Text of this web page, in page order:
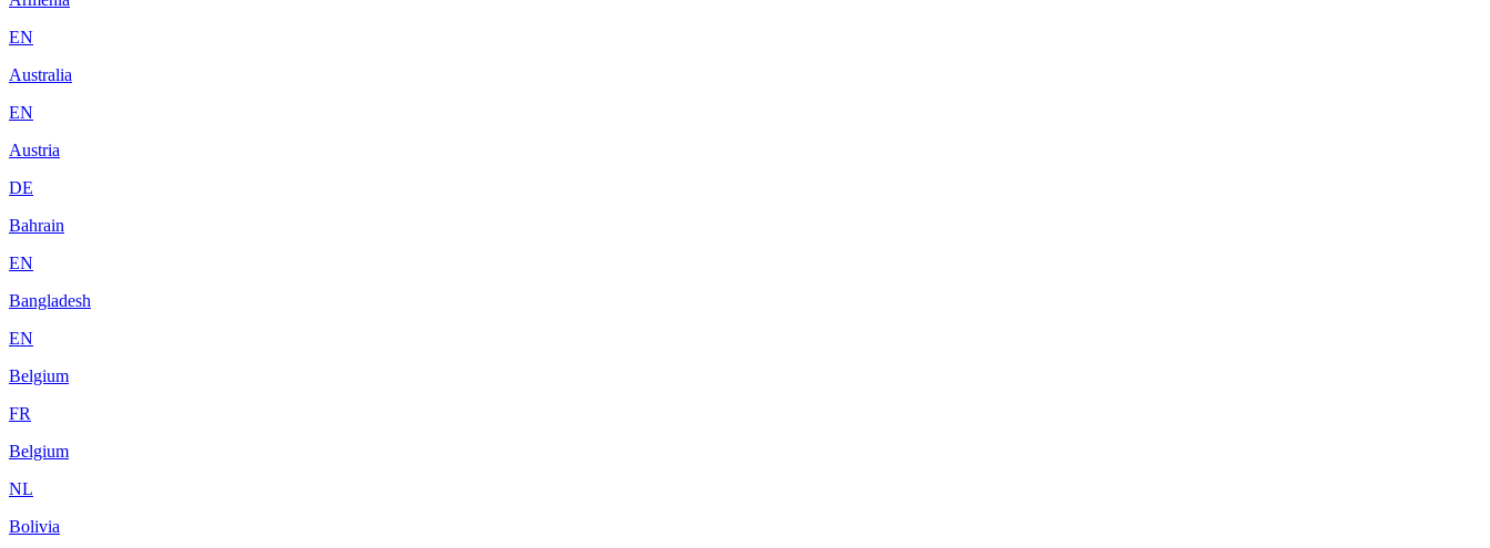
EN
Australia
EN
Austria
DE
Bahrain
EN
Bangladesh
EN
Belgium
FR
Belgium
NL
Bolivia